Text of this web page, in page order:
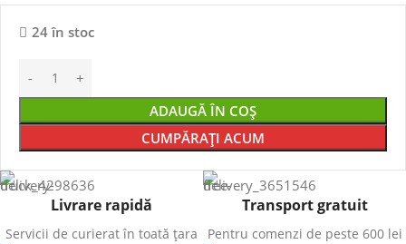
24 în stoc
ADAUGĂ ÎN COȘ
CUMPĂRAȚI ACUM
Livrare rapidă
Servicii de curierat în toată țara
Transport gratuit
Pentru comenzi de peste 600 lei